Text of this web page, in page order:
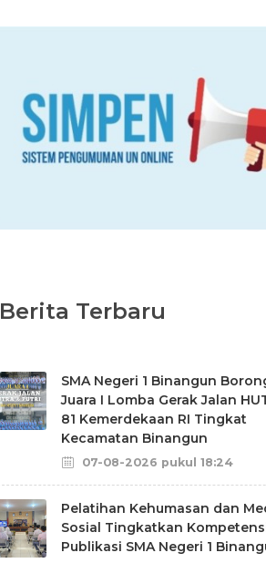
Berita Terbaru
SMA Negeri 1 Binangun
Juara I Lomba Gerak Jalan
81 Kemerdekaan RI Tingkat
Kecamatan Binangun
07-08-2026 pukul 18:24
Pelatihan Kehumasan dan
Sosial Tingkatkan
Publikasi SMA Negeri 1